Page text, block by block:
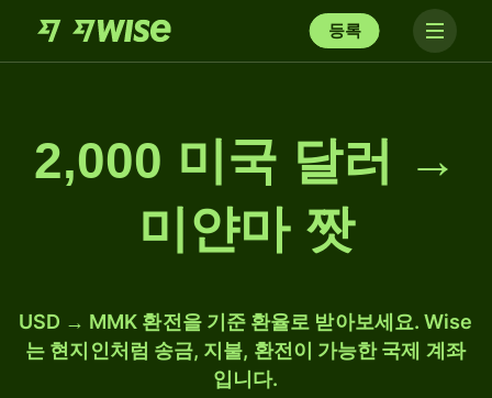
등록
2,000 미국 달러 →
미얀마 짯
USD → MMK 환전을 기준 환율로 받아보세요. Wise
는 현지인처럼 송금, 지불, 환전이 가능한 국제 계좌
입니다.